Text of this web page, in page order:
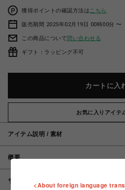
獲得ポイントの確認方法は こちら
販売期間 2025年02月19日 00時00分 〜
この商品について問い合わせる
ギフト：ラッピング不可
カートに入
お気に入りアイテ
アイテム説明 / 素材
概要
サイズ <About foreign language